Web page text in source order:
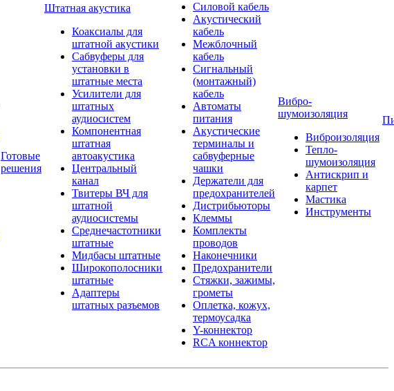
Готовые
решения
Штатная акустика
Коаксиалы для
штатной акустики
Сабвуферы для
установки в
штатные места
Усилители для
штатных
аудиосистем
Компонентная
штатная
автоакустика
Центральный
канал
Твитеры ВЧ для
штатной
аудиосистемы
Среднечастотники
штатные
Мидбасы штатные
Широкополосники
штатные
Адаптеры
штатных разъемов
Силовой кабель
Акустический
кабель
Межблочный
кабель
Сигнальный
(монтажный)
кабель
Автоматы
питания
Акустические
терминалы и
сабвуферные
чашки
Держатели для
предохранителей
Дистрибьюторы
Клеммы
Комплекты
проводов
Наконечники
Предохранители
Стяжки, зажимы,
грометы
Оплетка, кожух,
термоусадка
Y-коннектор
RCA коннектор
Вибро-
шумоизоляция
Виброизоляция
Тепло-
шумоизоляция
Антискрип и
карпет
Мастика
Инструменты